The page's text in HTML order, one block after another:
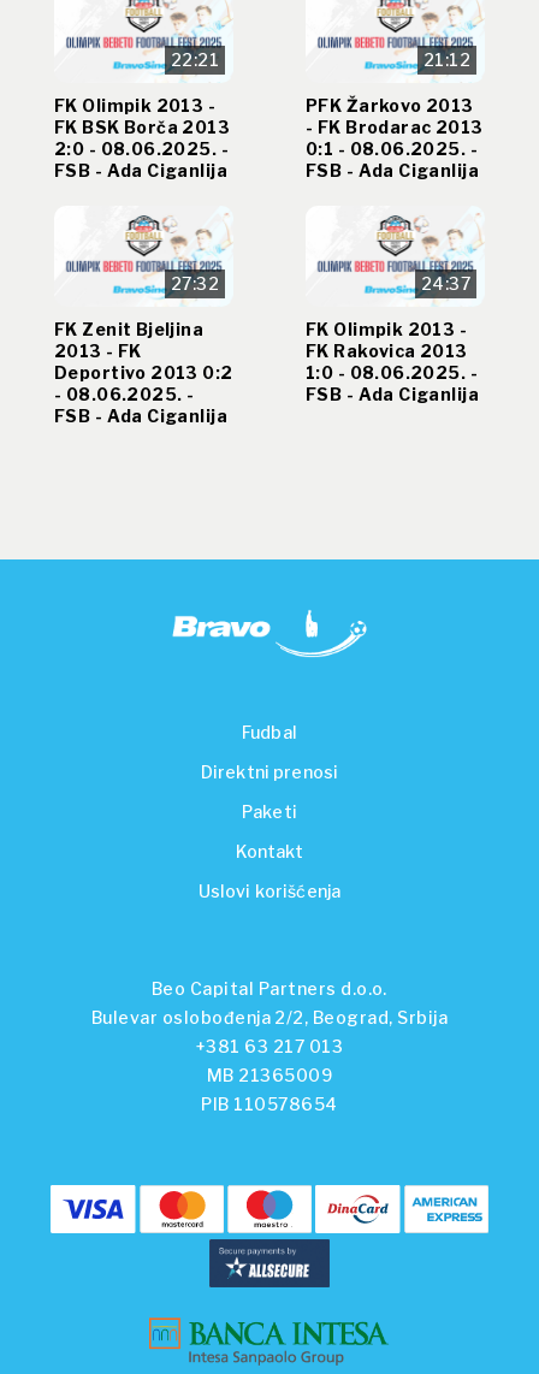
22:21
FK Olimpik 2013 -
FK BSK Borča 2013
2:0 - 08.06.2025. -
FSB - Ada Ciganlija
21:12
PFK Žarkovo 2013
- FK Brodarac 2013
0:1 - 08.06.2025. -
FSB - Ada Ciganlija
27:32
FK Zenit Bjeljina
2013 - FK
Deportivo 2013 0:2
- 08.06.2025. -
FSB - Ada Ciganlija
24:37
FK Olimpik 2013 -
FK Rakovica 2013
1:0 - 08.06.2025. -
FSB - Ada Ciganlija
Fudbal
Direktni prenosi
Paketi
Kontakt
Uslovi korišćenja
Beo Capital Partners d.o.o.
Bulevar oslobođenja 2/2, Beograd, Srbija
+381 63 217 013
MB 21365009
PIB 110578654